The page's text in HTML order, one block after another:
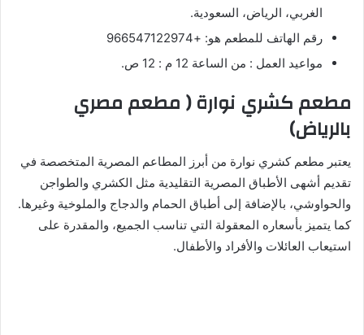
الغربي، الرياض، السعودية.
رقم الهاتف للمطعم هو: +966547122974
مواعيد العمل : من الساعة 12 م : 12 ص.
مطعم كشري نوارة ( مطعم مصري
بالرياض)
يعتبر مطعم كشري نوارة من أبرز المطاعم المصرية المتخصصة في
تقديم أشهى الأطباق المصرية التقليدية مثل الكشري والطواجن
والحواوشي، بالإضافة إلى أطباق الحمام والدجاج والملوخية وغيرها.
كما يتميز بأسعاره المعقولة التي تناسب الجميع، والمقدرة على
استيعاب العائلات والأفراد والأطفال.